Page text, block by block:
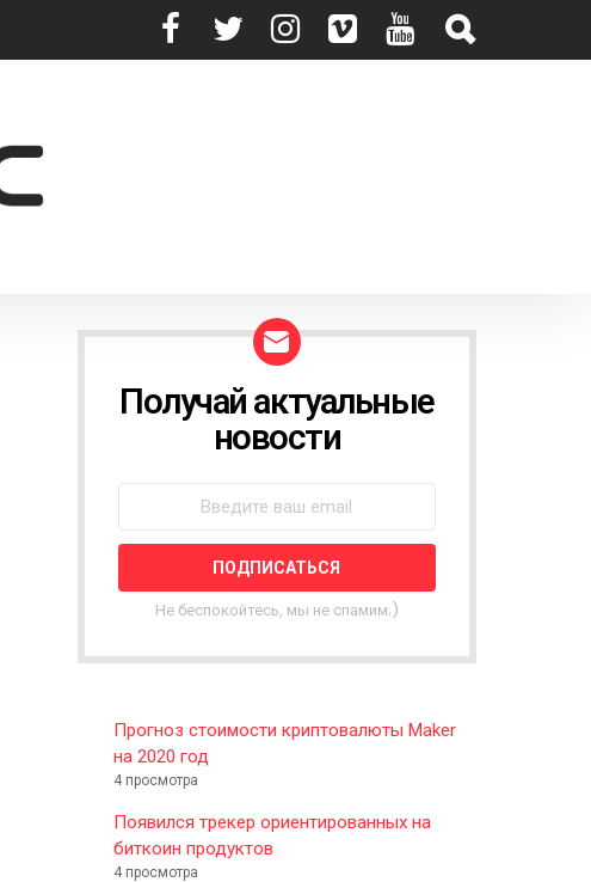
N
E
E
T
E
Получай актуальные
новости
Не беспокойтесь, мы не спамим;)
Прогноз стоимости криптовалюты Maker
на 2020 год
4 просмотра
Появился трекер ориентированных на
биткоин продуктов
4 просмотра